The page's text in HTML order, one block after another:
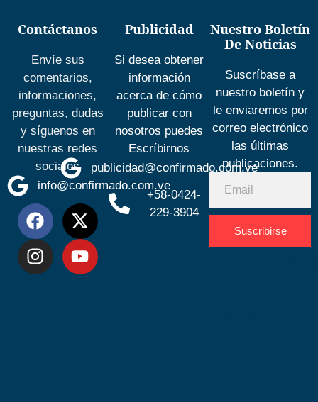
Contáctanos
Envíe sus
comentarios,
informaciones,
preguntas, dudas
y síguenos en
nuestras redes
sociales
info@confirmado.com.ve
Publicidad
Si desea obtener
información
acerca de cómo
publicar con
nosotros puedes
Escríbirnos
publicidad@confirmado.com.ve
+58-0424-
229-3904
Nuestro Boletín
De Noticias
Suscríbase a
nuestro boletín y
le enviaremos por
correo electrónico
las últimas
publicaciones.
Suscribirse